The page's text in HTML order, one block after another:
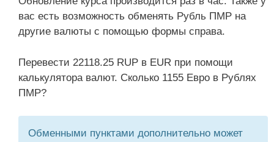
вас есть возможность обменять Рубль ПМР на
другие валюты с помощью формы справа.
Перевести 22118.25 RUP в EUR при помощи
калькулятора валют. Сколько 1155 Евро в Рублях
ПМР?
Обменными пунктами дополнительно может